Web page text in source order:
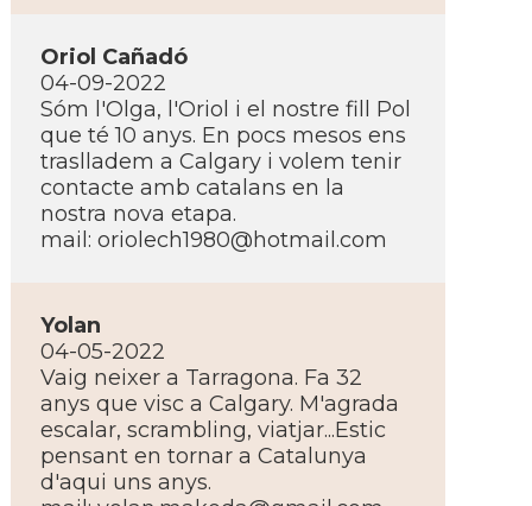
Oriol Cañadó
04-09-2022
Sóm l'Olga, l'Oriol i el nostre fill Pol
que té 10 anys. En pocs mesos ens
traslladem a Calgary i volem tenir
contacte amb catalans en la
nostra nova etapa.
mail: oriolech1980@hotmail.com
Yolan
04-05-2022
Vaig neixer a Tarragona. Fa 32
anys que visc a Calgary. M'agrada
escalar, scrambling, viatjar...Estic
pensant en tornar a Catalunya
d'aqui uns anys.